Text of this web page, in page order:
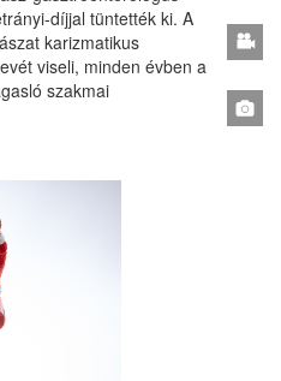
díjjal tüntették ki. A
karizmatikus
viseli, minden évben a
szakmai